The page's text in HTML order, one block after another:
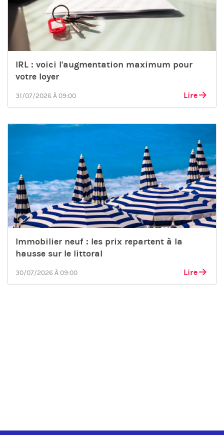
IRL : voici l'augmentation maximum pour
votre loyer
31/07/2026 À 09:00 Lire
Immobilier neuf : les prix repartent à la
hausse sur le littoral
30/07/2026 À 09:00 Lire